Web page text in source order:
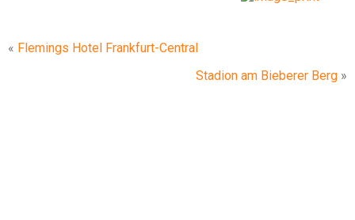
« Flemings Hotel Frankfurt-Central
Stadion am Bieberer Berg »